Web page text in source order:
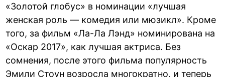
«Золотой глобус» в номинации «лучшая
женская роль — комедия или мюзикл». Кроме
того, за фильм «Ла-Ла Лэнд» номинирована на
«Оскар 2017», как лучшая актриса. Без
сомнения, после этого фильма популярность
Эмили Стоун возросла многократно, и теперь